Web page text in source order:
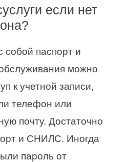
если нет
собой паспорт и
можно
к учетной записи,
телефон или
почту. Достаточно
и СНИЛС. Иногда
пароль от